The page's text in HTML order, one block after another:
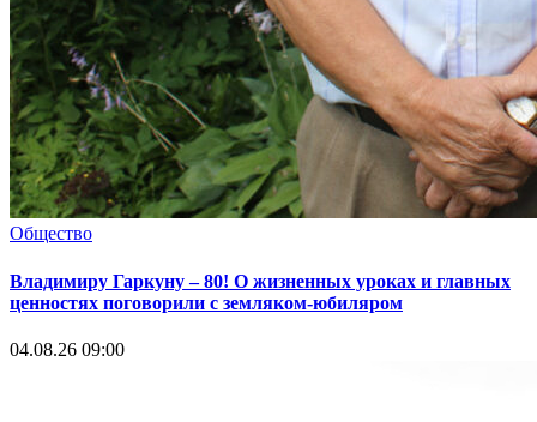
Общество
Владимиру Гаркуну – 80! О жизненных уроках и главных
ценностях поговорили с земляком-юбиляром
04.08.26 09:00